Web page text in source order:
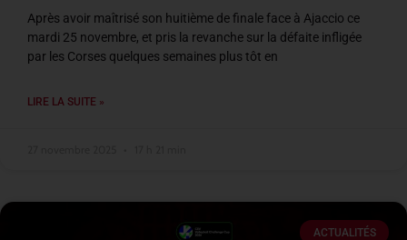
Après avoir maîtrisé son huitième de finale face à Ajaccio ce
mardi 25 novembre, et pris la revanche sur la défaite infligée
par les Corses quelques semaines plus tôt en
LIRE LA SUITE »
ACTUALITÉS